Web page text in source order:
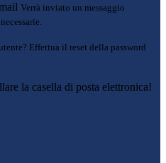
Verrà inviato un messaggio
Effettua il reset della password
la casella di posta elettronica!